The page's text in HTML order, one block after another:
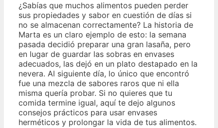
¿Sabías que muchos alimentos pueden perder
sus propiedades y sabor en cuestión de días si
no se almacenan correctamente? La historia de
Marta es un claro ejemplo de esto: la semana
pasada decidió preparar una gran lasaña, pero
en lugar de guardar las sobras en envases
adecuados, las dejó en un plato destapado en la
nevera. Al siguiente día, lo único que encontró
fue una mezcla de sabores raros que ni ella
misma quería probar. Si no quieres que tu
comida termine igual, aquí te dejo algunos
consejos prácticos para usar envases
herméticos y prolongar la vida de tus alimentos.